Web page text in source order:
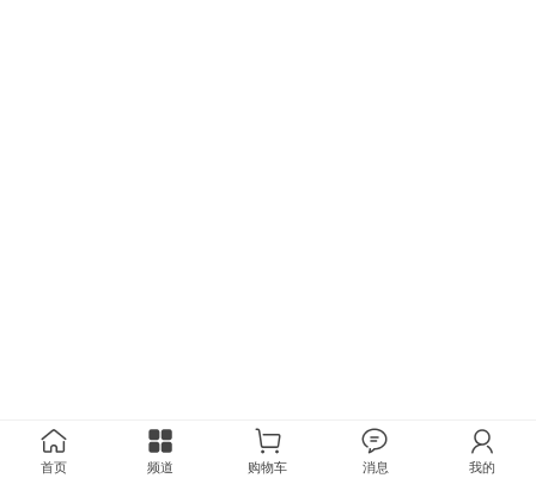
首页 频道 购物车 消息 我的